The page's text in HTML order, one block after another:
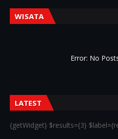
WISATA
Error: No
LATEST
{getWidget} $results={3}